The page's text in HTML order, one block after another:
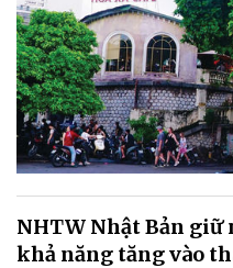
NHTW Nhật Bản giữ
khả năng tăng vào